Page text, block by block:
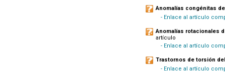
Anomalías congénitas
- Enlace al artículo
Anomalías rotacionales
artículo
- Enlace al artículo
Trastornos de torsión
- Enlace al artículo